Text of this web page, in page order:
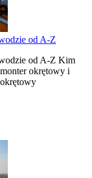
od A-Z
od A-Z Kim
okrętowy i